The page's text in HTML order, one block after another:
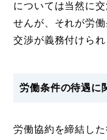
については当然に
せんが、それが労
交渉が義務付けられ
労働条件の待遇に
労働協約を締結し